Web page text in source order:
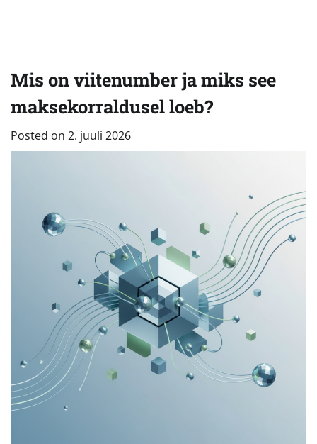
Mis on viitenumber ja miks see
maksekorraldusel loeb?
Posted on 2. juuli 2026